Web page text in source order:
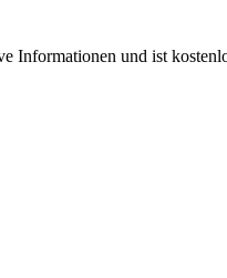
Informationen und ist